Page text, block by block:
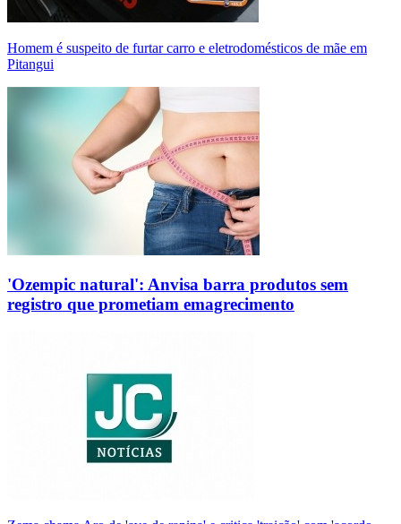
Homem é suspeito de furtar carro e eletrodomésticos de mãe em
Pitangui
'Ozempic natural': Anvisa barra produtos sem
registro que prometiam emagrecimento